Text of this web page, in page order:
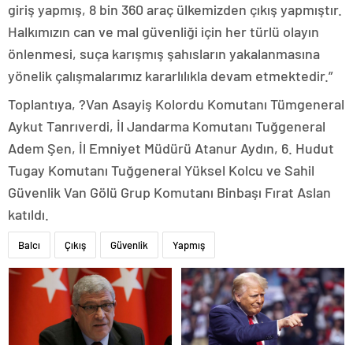
giriş yapmış, 8 bin 360 araç ülkemizden çıkış yapmıştır.
Halkımızın can ve mal güvenliği için her türlü olayın
önlenmesi, suça karışmış şahısların yakalanmasına
yönelik çalışmalarımız kararlılıkla devam etmektedir.”
Toplantıya, ?Van Asayiş Kolordu Komutanı Tümgeneral
Aykut Tanrıverdi, İl Jandarma Komutanı Tuğgeneral
Adem Şen, İl Emniyet Müdürü Atanur Aydın, 6. Hudut
Tugay Komutanı Tuğgeneral Yüksel Kolcu ve Sahil
Güvenlik Van Gölü Grup Komutanı Binbaşı Fırat Aslan
katıldı.
Balcı Çıkış Güvenlik Yapmış